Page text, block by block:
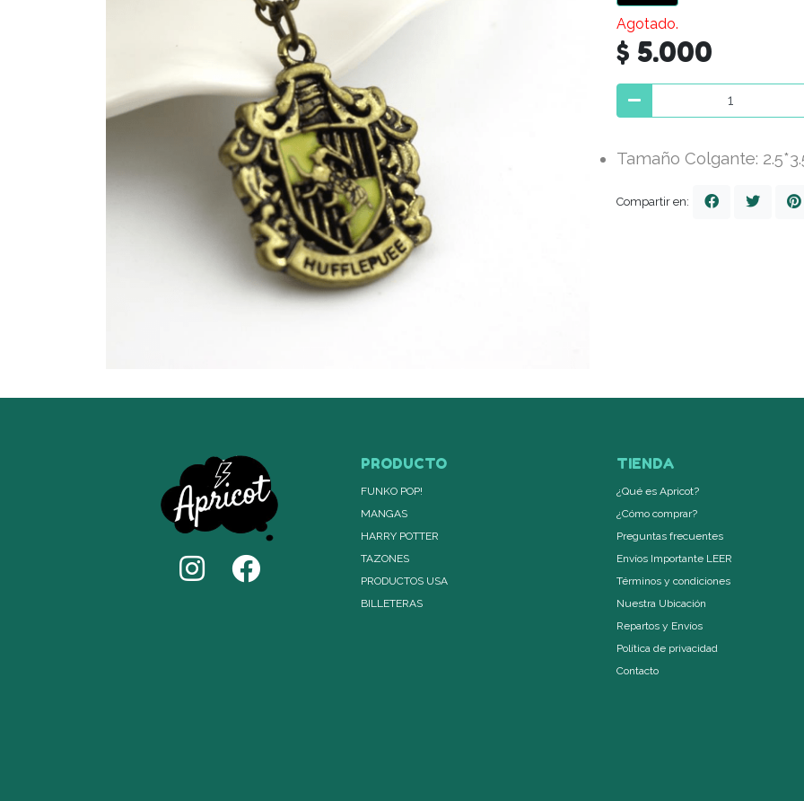
Agotado.
$ 5.000
Tamaño Colgante:
Compartir en:
PRODUCTO
FUNKO POP!
MANGAS
HARRY POTTER
TAZONES
PRODUCTOS USA
BILLETERAS
TIENDA
¿Qué es Apricot?
¿Cómo comprar?
Preguntas frecuentes
Envíos Importante LEER
Términos y condiciones
Nuestra Ubicación
Repartos y Envíos
Política de privacidad
Contacto